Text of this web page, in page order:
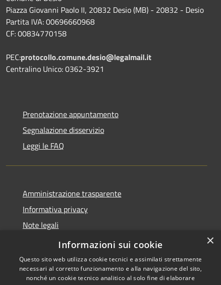
Piazza Giovanni Paolo II, 20832 Desio (MB) - 20832 - Desio
Partita IVA: 00696660968
CF: 00834770158
PEC:protocollo.comune.desio@legalmail.it
Centralino Unico: 0362-3921
Prenotazione appuntamento
Segnalazione disservizio
Leggi le FAQ
Amministrazione trasparente
Informativa privacy
Note legali
Dichiarazione di accessibilità
×
Informazioni sui cookie
Questo sito web utilizza cookie tecnici e assimilati strettamente
necessari al corretto funzionamento e alla navigazione del sito,
nonché un cookie tecnico analitico al solo fine di elaborare